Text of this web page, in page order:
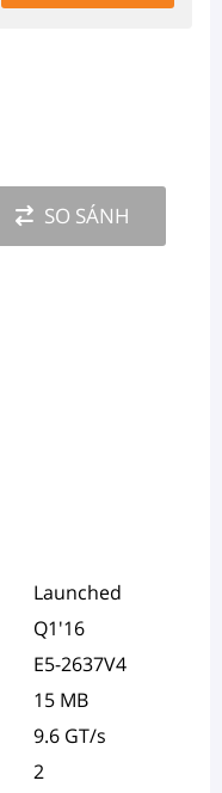
SO SÁNH
Launched
Q1'16
E5-2637V4
15 MB
9.6 GT/s
2